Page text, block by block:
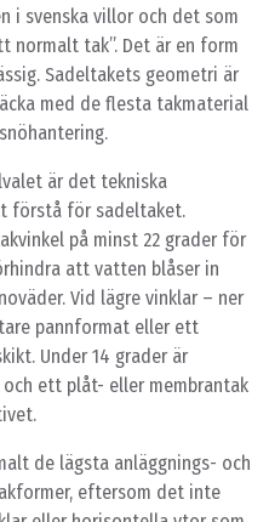
i svenska villor och det som
normalt tak”. Det är en form
Sadeltakets geometri är
med de flesta takmaterial
är det tekniska
förstå för sadeltaket.
på minst 22 grader för
att vatten blåser in
Vid lägre vinklar – ner
pannformat eller ett
Under 14 grader är
ett plåt- eller membrantak
de lägsta anläggnings- och
eftersom det inte